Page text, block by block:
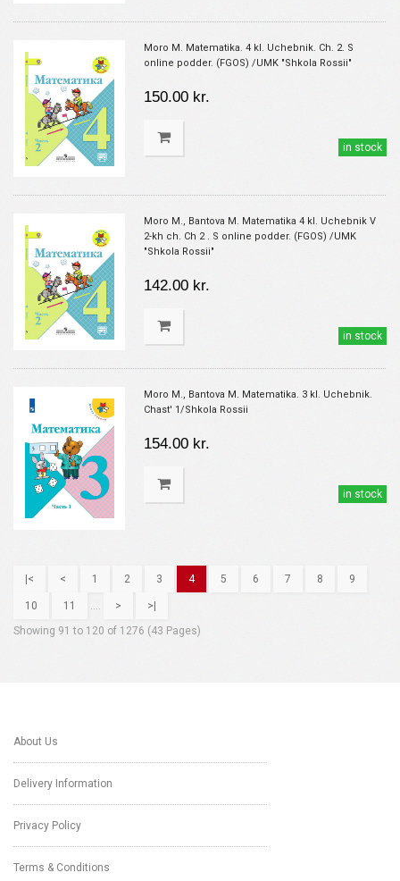
Moro M. Matematika. 4 kl. Uchebnik. Ch. 2. S
online podder. (FGOS) /UMK "Shkola Rossii"
150.00 kr.
in stock
Moro M., Bantova M. Matematika 4 kl. Uchebnik V
2-kh ch. Ch 2 . S online podder. (FGOS) /UMK
"Shkola Rossii"
142.00 kr.
in stock
Moro M., Bantova M. Matematika. 3 kl. Uchebnik.
Chast' 1/Shkola Rossii
154.00 kr.
in stock
|< < 1 2 3 4 5 6 7 8 9
10 11 .... >
>|
Showing 91 to 120 of 1276 (43 Pages)
About Us
Delivery Information
Privacy Policy
Terms & Conditions